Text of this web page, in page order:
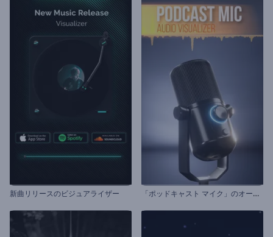
新曲リリースのビジュアライザー 「
ポッドキャスト マイク」のオーディオ ビジュアライザー